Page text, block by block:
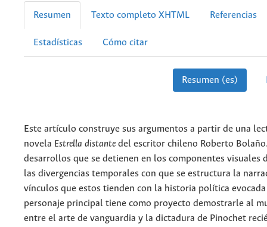
Resumen Texto completo XHTML Referencias
Estadísticas Cómo citar
Resumen (es)
Este artículo construye sus argumentos a partir de una
novela Estrella distante del escritor chileno Roberto
desarrollos que se detienen en los componentes visuales
las divergencias temporales con que se estructura la
vínculos que estos tienden con la historia política
personaje principal tiene como proyecto demostrarle al
entre el arte de vanguardia y la dictadura de Pinochet